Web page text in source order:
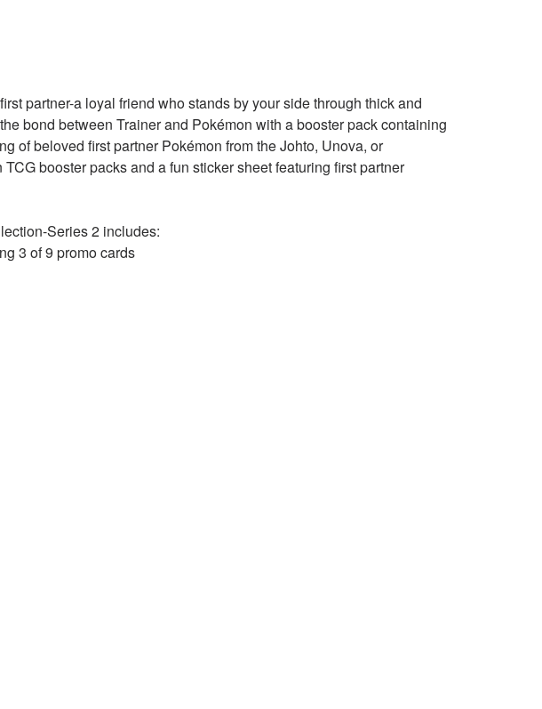
partner-a loyal friend who stands by your side through thick and
bond between Trainer and Pokémon with a booster pack containing
of beloved first partner Pokémon from the Johto, Unova, or
booster packs and a fun sticker sheet featuring first partner
Series 2 includes:
3 of 9 promo cards